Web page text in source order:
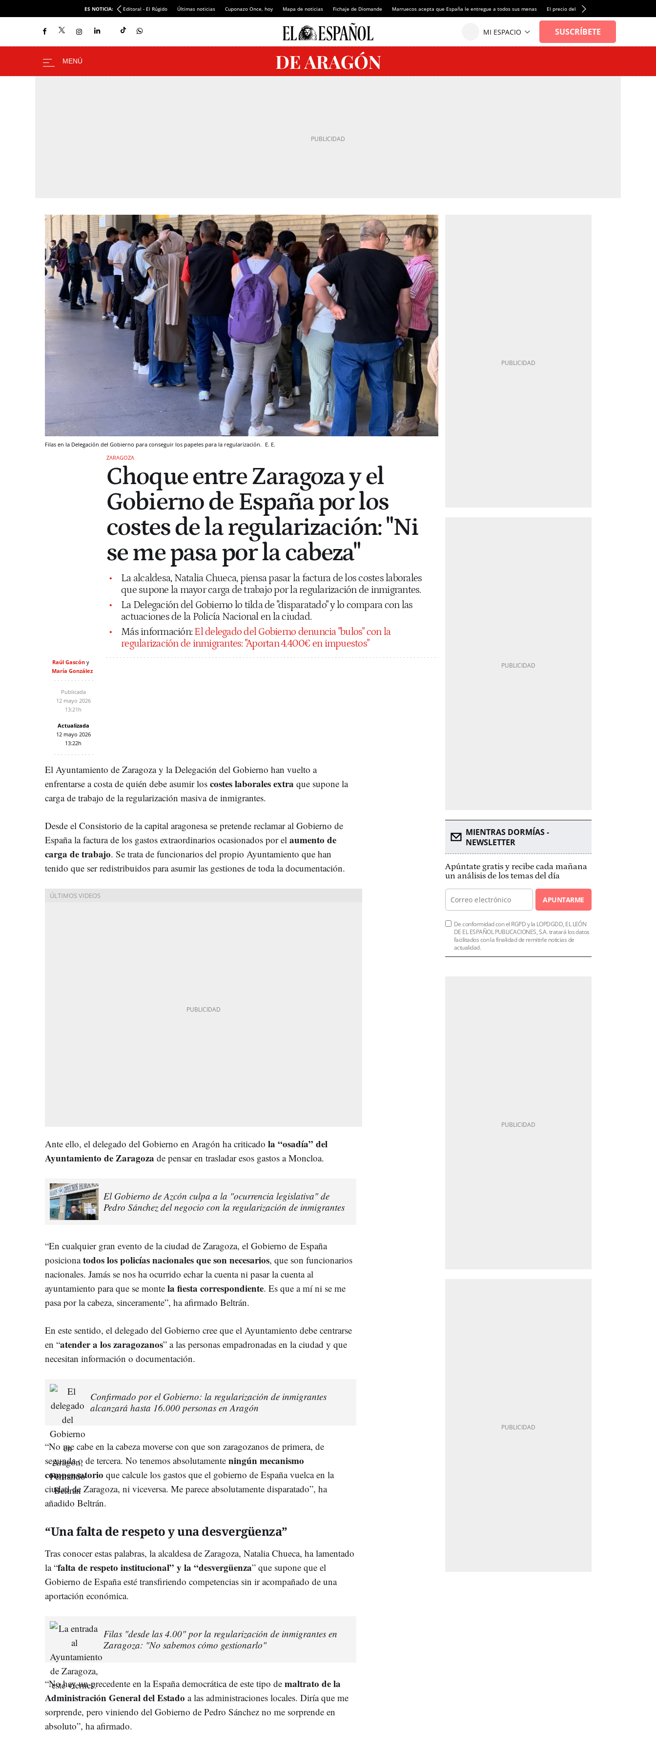
ES NOTICIA: Editoral - El Rúgido Últimas noticias Cuponazo Once, hoy Mapa de noticias Fichaje de Diomande Marruecos acepta que España le entregue a todos sus menas El precio del alquiler de vivienda baja por
Filas en la Delegación del Gobierno para conseguir los papeles para la regularización. E. E.
ZARAGOZA
Choque entre Zaragoza y el
Gobierno de España por los
costes de la regularización: "Ni
se me pasa por la cabeza"
La alcaldesa, Natalia Chueca, piensa pasar la factura de los costes laborales
que supone la mayor carga de trabajo por la regularización de inmigrantes.
La Delegación del Gobierno lo tilda de "disparatado" y lo compara con las
actuaciones de la Policía Nacional en la ciudad.
Más información: El delegado del Gobierno denuncia "bulos" con la
regularización de inmigrantes: "Aportan 4.400€ en impuestos"
Raúl Gascón
María González
Publicada
12 mayo 2026
13:21h
Actualizada
12 mayo 2026
13:22h
El Ayuntamiento de Zaragoza y la Delegación del Gobierno han vuelto a
enfrentarse a costa de quién debe asumir los costes laborales extra que supone la
carga de trabajo de la regularización masiva de inmigrantes.
Desde el Consistorio de la capital aragonesa se pretende reclamar al Gobierno de
España la factura de los gastos extraordinarios ocasionados por el aumento de
carga de trabajo. Se trata de funcionarios del propio Ayuntamiento que han
tenido que ser redistribuidos para asumir las gestiones de toda la documentación.
Ante ello, el delegado del Gobierno en Aragón ha criticado la “osadía” del
Ayuntamiento de Zaragoza de pensar en trasladar esos gastos a Moncloa.
El Gobierno de Azcón culpa a la "ocurrencia legislativa" de
Pedro Sánchez del negocio con la regularización de inmigrantes
“En cualquier gran evento de la ciudad de Zaragoza, el Gobierno de España
posicionatodos los policías nacionales que son necesarios, que son funcionarios
nacionales. Jamás se nos ha ocurrido echar la cuenta ni pasar la cuenta al
ayuntamiento para que se monte la fiesta correspondiente. Es que a mí ni se me
pasa por la cabeza, sinceramente”, ha afirmado Beltrán.
En este sentido, el delegado del Gobierno cree que el Ayuntamiento debe centrarse
en “atender a los zaragozanos” a las personas empadronadas en la ciudad y que
necesitan información o documentación.
Confirmado por el Gobierno: la regularización de inmigrantes
alcanzará hasta 16.000 personas en Aragón
“No me cabe en la cabeza moverse con que son zaragozanos de primera, de
segunda o de tercera. No tenemos absolutamente ningún mecanismo
compensatorio que calcule los gastos que el gobierno de España vuelca en la
ciudad de Zaragoza, ni viceversa. Me parece absolutamente disparatado”, ha
añadido Beltrán.
“Una falta de respeto y una desvergüenza”
Tras conocer estas palabras, la alcaldesa de Zaragoza, Natalia Chueca, ha lamentado
la “falta de respeto institucional” y la “desvergüenza” que supone que el
Gobierno de España esté transfiriendo competencias sin ir acompañado de una
aportación económica.
Filas "desde las 4.00" por la regularización de inmigrantes en
Zaragoza: "No sabemos cómo gestionarlo"
“No hay un precedente en la España democrática de este tipo de maltrato de la
Administración General del Estado a las administraciones locales. Diría que me
sorprende, pero viniendo del Gobierno de Pedro Sánchez no me sorprende en
absoluto”, ha afirmado.
MIENTRAS DORMÍAS -
NEWSLETTER
Apúntate gratis y recibe cada mañana
un análisis de los temas del día
APUNTARME
De conformidad con el RGPD y la LOPDGDD, EL LEÓN
DE EL ESPAÑOL PUBLICACIONES, S.A. tratará los datos
facilitados con la finalidad de remitirle noticias de
actualidad.